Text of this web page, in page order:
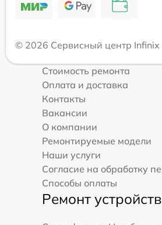
© 2026 Сервисный центр Infinix
Стоимость ремонта
Оплата и доставка
Контакты
Вакансии
О компании
Ремонтируемые модели
Наши услуги
Согласие на обработку
Способы оплаты
Ремонт устройств